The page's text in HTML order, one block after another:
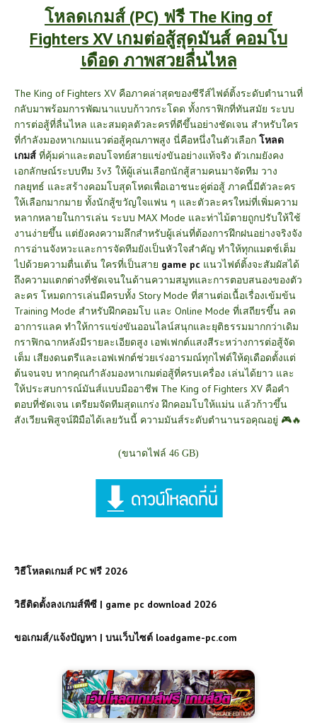
โหลดเกมส์ (PC) ฟรี The King of
Fighters XV เกมต่อสู้สุดมันส์ คอมโบ
เดือด ภาพสวยลื่นไหล
The King of Fighters XV คือภาคล่าสุดของซีรีส์ไฟต์ติ้งระดับตำนานที่
กลับมาพร้อมการพัฒนาแบบก้าวกระโดด ทั้งกราฟิกที่ทันสมัย ระบบ
การต่อสู้ที่ลื่นไหล และสมดุลตัวละครที่ดีขึ้นอย่างชัดเจน สำหรับใคร
ที่กำลังมองหาเกมแนวต่อสู้คุณภาพสูง นี่คือหนึ่งในตัวเลือก โหลด
เกมส์ ที่คุ้มค่าและตอบโจทย์สายแข่งขันอย่างแท้จริง ตัวเกมยังคง
เอกลักษณ์ระบบทีม 3v3 ให้ผู้เล่นเลือกนักสู้สามคนมาจัดทีม วาง
กลยุทธ์ และสร้างคอมโบสุดโหดเพื่อเอาชนะคู่ต่อสู้ ภาคนี้มีตัวละคร
ให้เลือกมากมาย ทั้งนักสู้ขวัญใจแฟน ๆ และตัวละครใหม่ที่เพิ่มความ
หลากหลายในการเล่น ระบบ MAX Mode และท่าไม้ตายถูกปรับให้ใช้
งานง่ายขึ้น แต่ยังคงความลึกสำหรับผู้เล่นที่ต้องการฝึกฝนอย่างจริงจัง
การอ่านจังหวะและการจัดทีมยังเป็นหัวใจสำคัญ ทำให้ทุกแมตช์เต็ม
ไปด้วยความตื่นเต้น ใครที่เป็นสาย game pc แนวไฟต์ติ้งจะสัมผัสได้
ถึงความแตกต่างที่ชัดเจนในด้านความสมูทและการตอบสนองของตัว
ละคร โหมดการเล่นมีครบทั้ง Story Mode ที่สานต่อเนื้อเรื่องเข้มข้น
Training Mode สำหรับฝึกคอมโบ และ Online Mode ที่เสถียรขึ้น ลด
อาการแลค ทำให้การแข่งขันออนไลน์สนุกและยุติธรรมมากกว่าเดิม
กราฟิกฉากหลังมีรายละเอียดสูง เอฟเฟกต์แสงสีระหว่างการต่อสู้จัด
เต็ม เสียงดนตรีและเอฟเฟกต์ช่วยเร่งอารมณ์ทุกไฟต์ให้ดุเดือดตั้งแต่
ต้นจนจบ หากคุณกำลังมองหาเกมต่อสู้ที่ครบเครื่อง เล่นได้ยาว และ
ให้ประสบการณ์มันส์แบบมืออาชีพ The King of Fighters XV คือคำ
ตอบที่ชัดเจน เตรียมจัดทีมสุดแกร่ง ฝึกคอมโบให้แม่น แล้วก้าวขึ้น
สังเวียนพิสูจน์ฝีมือได้เลยวันนี้ ความมันส์ระดับตำนานรอคุณอยู่ 🎮🔥
(ขนาดไฟล์ 46 GB)
วิธีโหลดเกมส์ PC ฟรี 2026
วิธีติดตั้งลงเกมส์พีซี | game pc download 2026
ขอเกมส์/แจ้งปัญหา | บนเว็บไซต์ loadgame-pc.com